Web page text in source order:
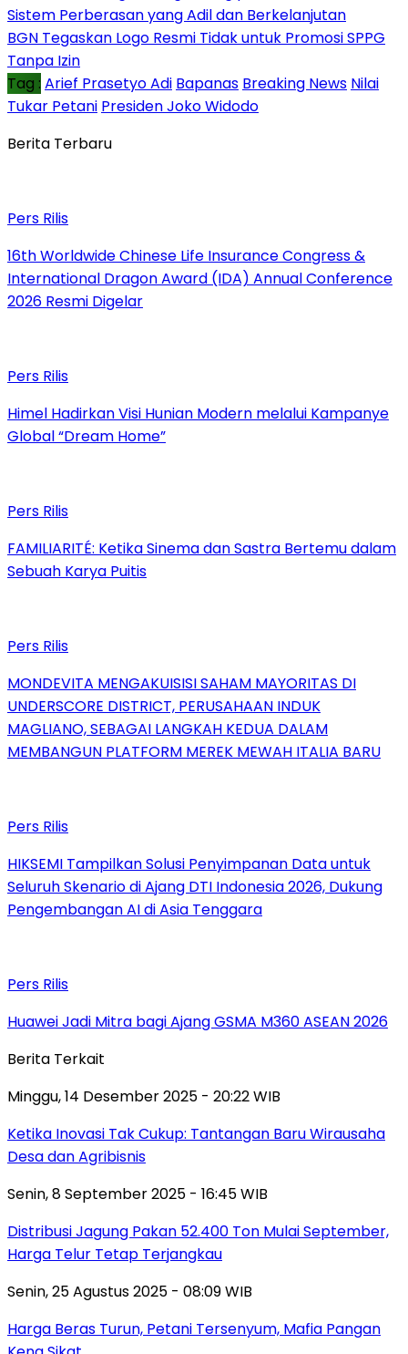
Sistem Perberasan yang Adil dan Berkelanjutan
BGN Tegaskan Logo Resmi Tidak untuk Promosi SPPG
Tanpa Izin
Tag : Arief Prasetyo Adi Bapanas Breaking News Nilai
Tukar Petani Presiden Joko Widodo
Berita Terbaru
Pers Rilis
16th Worldwide Chinese Life Insurance Congress &
International Dragon Award (IDA) Annual Conference
2026 Resmi Digelar
Pers Rilis
Himel Hadirkan Visi Hunian Modern melalui Kampanye
Global “Dream Home”
Pers Rilis
FAMILIARITÉ: Ketika Sinema dan Sastra Bertemu dalam
Sebuah Karya Puitis
Pers Rilis
MONDEVITA MENGAKUISISI SAHAM MAYORITAS DI
UNDERSCORE DISTRICT, PERUSAHAAN INDUK
MAGLIANO, SEBAGAI LANGKAH KEDUA DALAM
MEMBANGUN PLATFORM MEREK MEWAH ITALIA BARU
Pers Rilis
HIKSEMI Tampilkan Solusi Penyimpanan Data untuk
Seluruh Skenario di Ajang DTI Indonesia 2026, Dukung
Pengembangan AI di Asia Tenggara
Pers Rilis
Huawei Jadi Mitra bagi Ajang GSMA M360 ASEAN 2026
Berita Terkait
Minggu, 14 Desember 2025 - 20:22 WIB
Ketika Inovasi Tak Cukup: Tantangan Baru Wirausaha
Desa dan Agribisnis
Senin, 8 September 2025 - 16:45 WIB
Distribusi Jagung Pakan 52.400 Ton Mulai September,
Harga Telur Tetap Terjangkau
Senin, 25 Agustus 2025 - 08:09 WIB
Harga Beras Turun, Petani Tersenyum, Mafia Pangan